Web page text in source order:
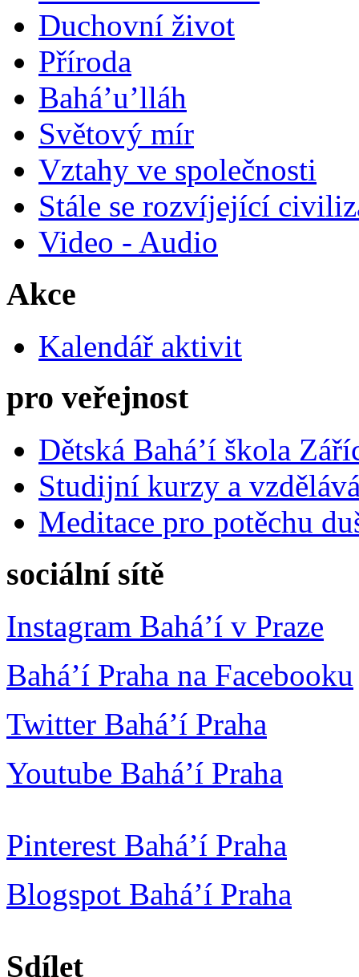
Duchovní život
Příroda
Bahá’u’lláh
Světový mír
Vztahy ve společnosti
Stále se rozvíjející
Video - Audio
Akce
Kalendář aktivit
pro veřejnost
Dětská Bahá’í škola
Studijní kurzy a
Meditace pro potěchu
sociální sítě
Instagram Bahá’í v Praze
Bahá’í Praha na Facebooku
Twitter Bahá’í Praha
Youtube Bahá’í Praha
Pinterest Bahá’í Praha
Blogspot Bahá’í Praha
Sdílet